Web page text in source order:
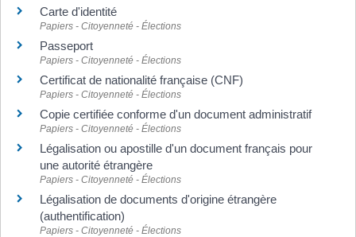
Carte d'identité
Papiers - Citoyenneté - Élections
Passeport
Papiers - Citoyenneté - Élections
Certificat de nationalité française (CNF)
Papiers - Citoyenneté - Élections
Copie certifiée conforme d'un document administratif
Papiers - Citoyenneté - Élections
Légalisation ou apostille d'un document français pour
une autorité étrangère
Papiers - Citoyenneté - Élections
Légalisation de documents d'origine étrangère
(authentification)
Papiers - Citoyenneté - Élections